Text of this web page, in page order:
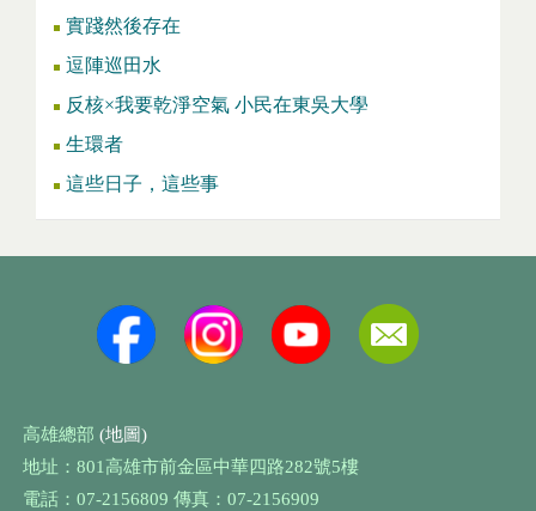
實踐然後存在
逗陣巡田水
反核×我要乾淨空氣 小民在東吳大學
生環者
這些日子，這些事
高雄總部 (地圖)
地址：801高雄市前金區中華四路282號5樓
電話：07-2156809 傳真：07-2156909